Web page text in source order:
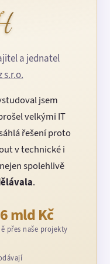
a jednatel
s.r.o.
jsem
velkými IT
řešení proto
v technické i
spolehlivě
.
6 mld Kč
přes naše projekty